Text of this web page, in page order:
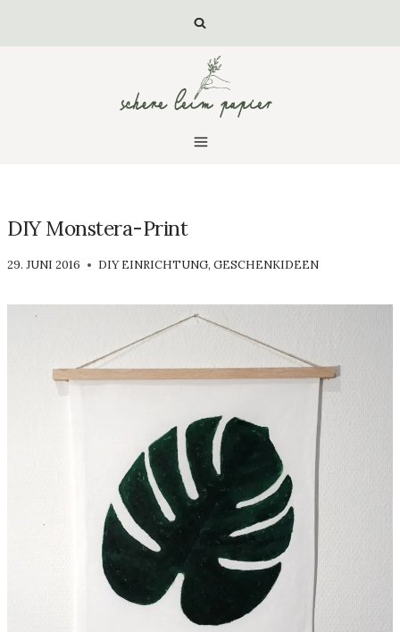
DIY Monstera-Print
VON
LEIM
29. JUNI 2016 DIY EINRICHTUNG, GESCHENKIDEEN